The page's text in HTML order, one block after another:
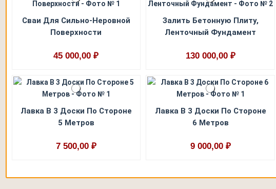
Сваи Для Сильно-Неровной
Поверхности
45 000,00 ₽
Залить Бетонную Плиту,
Ленточный Фундамент
130 000,00 ₽
Лавка В 3 Доски По Стороне
5 Метров
7 500,00 ₽
Лавка В 3 Доски По Стороне
6 Метров
9 000,00 ₽